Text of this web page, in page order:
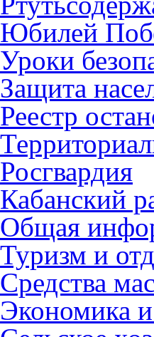
Юбилей
Уроки
Защита
Реестр
Росгвардия
Кабанский
Общая
Туризм и
Средства
Экономика